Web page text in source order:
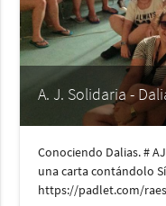
A. J. Solidaria -
Conociendo Dalias. #
una carta contándolo
https://padlet.com/